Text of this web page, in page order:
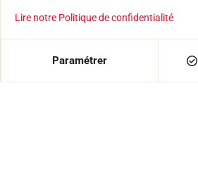
AJOUTER AU PANIER
Lire notre Politique de confidentialité
Paramétrer